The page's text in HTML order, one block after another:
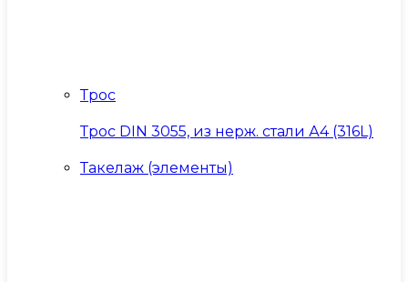
Трос
Трос DIN 3055, из нерж. стали А4 (316L)
Такелаж (элементы)